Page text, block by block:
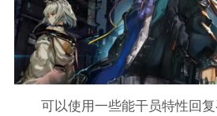
可以使用一些能干员特性回复